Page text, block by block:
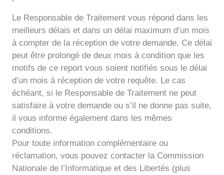
Le Responsable de Traitement vous répond dans les
meilleurs délais et dans un délai maximum d’un mois
à compter de la réception de votre demande. Ce délai
peut être prolongé de deux mois à condition que les
motifs de ce report vous soient notifiés sous le délai
d’un mois à réception de votre requête. Le cas
échéant, si le Responsable de Traitement ne peut
satisfaire à votre demande ou s’il ne donne pas suite,
il vous informe également dans les mêmes
conditions.
Pour toute information complémentaire ou
réclamation, vous pouvez contacter la Commission
Nationale de l’Informatique et des Libertés (plus